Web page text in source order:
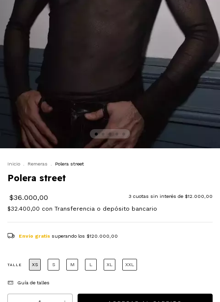
Inicio Remeras Polera street
Polera street
$36.000,00 3 cuotas sin interés de $12.000,00
$32.400,00 con Transferencia o depósito bancario
Envío gratis superando los $120.000,00
TALLE XS S M L XL XXL
Guía de talles